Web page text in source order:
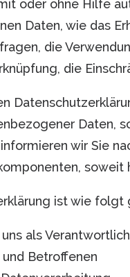
oder ohne Hilfe
Daten, wie das
die
die
Daten,
wir Sie
soweit
ist wie folgt
als
Betroffenen